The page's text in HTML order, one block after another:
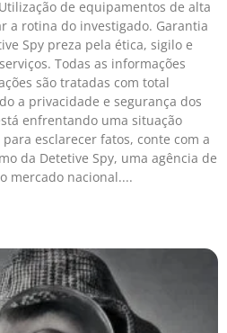
de equipamentos de alta
a rotina do investigado. Garantia
Spy preza pela ética, sigilo e
Todas as informações
são tratadas com total
a privacidade e segurança dos
enfrentando uma situação
esclarecer fatos, conte com a
da Detetive Spy, uma agência de
mercado nacional.